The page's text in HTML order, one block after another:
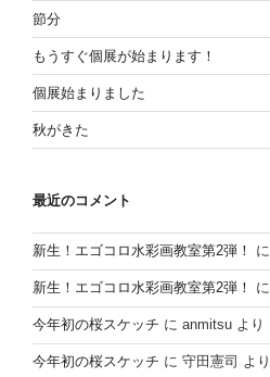
節分
もうすぐ個展が始まります！
個展始まりました
秋がきた
最近のコメント
新生！エゴコロ水彩画教室第2弾！ に
新生！エゴコロ水彩画教室第2弾！ に
今年初の桜スケッチ に anmitsu より
今年初の桜スケッチ に 守田憲司 より